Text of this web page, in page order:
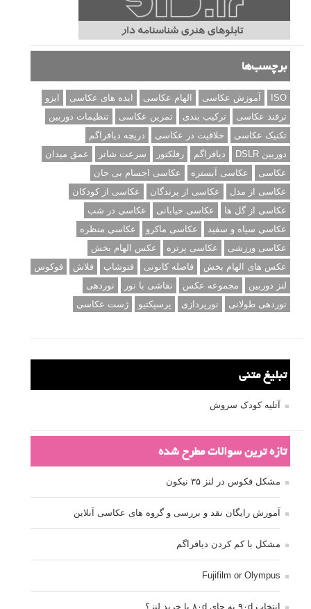
برچسب‌ها
ISO آموزش عکاسی الهام عکاسی ایده های عکاسی
ایزو
ترفند عکاسی
ترکیب بندی تمرین عکاسی
تنظیمات دوربین
تکنیک عکاسی
خلاقیت در عکاسی
دریچه دیافراگم
دوربین DSLR
دیافراگم رفلکتور سرعت شاتر
عمق میدان
عکاسی
عکاسی آبستره
عکاسی اجسام بی جان
عکاسی از مدل
عکاسی از پرندگان
عکاسی از کودکان
عکاسی از گل ها
عکاسی خیابانی
عکاسی در شب
عکاسی سیاه و سفید
عکاسی ماکرو
عکاسی منظره
عکاسی ورزشی
عکاسی پرتره
عکس الهام بخش
عکس های الهام بخش
فاصله کانونی فتوشاپ فلاش
فوکوس
لنز دوربین
مجموعه عکس نقاشی با نور
نوردهی
نوردهی طولانی
نورپردازی پرسپکتیو ژست عکاسی
تبلیغ متنی
آتلیه کودک سروش
تازه ترین سوالات مطرح شده
مشکل فکوس در لنز ۳۵ نیکون
آموزش رایگان نقد و بررسی و گروه های عکاسی آنلاین
مشکل با کم کردن دیافراگم
Fujifilm or Olympus
انتخاب ۹۰d به جای ۸۰d یا خرید لنز؟